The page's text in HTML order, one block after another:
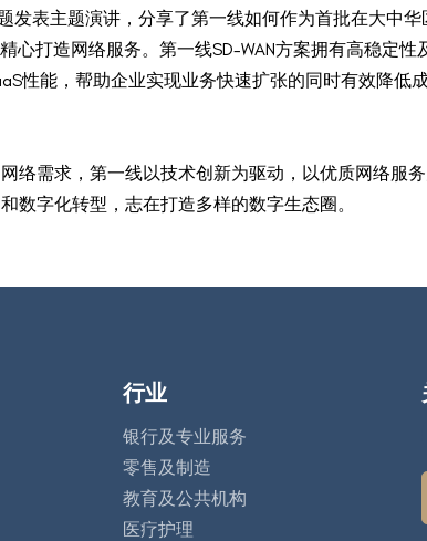
表主题演讲，分享了第一线如何作为首批在大中华
打造网络服务。第一线SD-WAN方案拥有高稳定性
性能，帮助企业实现业务快速扩张的同时有效降低
络需求，第一线以技术创新为驱动，以优质网络服
数字化转型，志在打造多样的数字生态圈。
行业
银行及专业服务
零售及制造
教育及公共机构
医疗护理